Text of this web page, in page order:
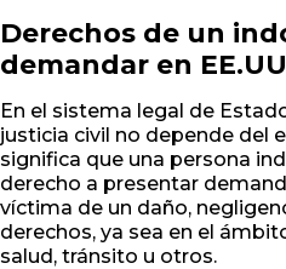
Derechos de un
demandar en
En el sistema legal de
justicia civil no depende del
significa que una persona
derecho a presentar
víctima de un daño,
derechos, ya sea en el
salud, tránsito u otros.